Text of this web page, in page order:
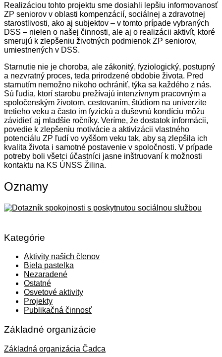
Realizáciou tohto projektu sme dosiahli lepšiu informovanosť
ZP seniorov v oblasti kompenzácií, sociálnej a zdravotnej
starostlivosti, ako aj subjektov – v tomto prípade vybraných
DSS – nielen o našej činnosti, ale aj o realizácii aktivít, ktoré
smerujú k zlepšeniu životných podmienok ZP seniorov,
umiestnených v DSS.
Starnutie nie je choroba, ale zákonitý, fyziologický, postupný
a nezvratný proces, teda prirodzené obdobie života. Pred
starnutím nemožno nikoho ochrániť, týka sa každého z nás.
Sú ľudia, ktorí starobu prežívajú intenzívnym pracovným a
spoločenským životom, cestovaním, štúdiom na univerzite
tretieho veku a často im fyzickú a duševnú kondíciu môžu
závidieť aj mladšie ročníky. Veríme, že dostatok informácii,
povedie k zlepšeniu motivácie a aktivizácii vlastného
potenciálu ZP ľudí vo vyššom veku tak, aby są zlepšila ich
kvalita života i samotné postavenie v spoločnosti. V prípade
potreby boli všetci účastníci jasne inštruovaní k možnosti
kontaktu na KS ÚNSS Žilina.
Oznamy
Kategórie
Aktivity našich členov
Biela pastelka
Nezaradené
Ostatné
Osvetové aktivity
Projekty
Publikačná činnosť
Základné organizácie
Základná organizácia Čadca